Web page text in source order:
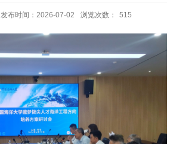
发布时间：2026-07-02 浏览次数： 515